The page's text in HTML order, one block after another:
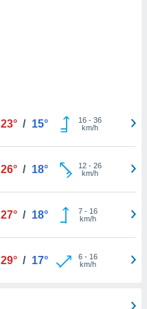
23° / 15° 16- 36
km/h
26° / 18° 12- 26
km/h
27° / 18° 7- 16
km/h
29° / 17° 6- 16
km/h